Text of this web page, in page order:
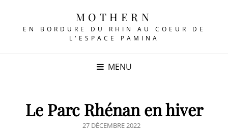
MOTHERN
EN BORDURE DU RHIN AU COEUR DE
L'ESPACE PAMINA
MENU
Le Parc Rhénan en hiver
POSTED
27 DÉCEMBRE 2022